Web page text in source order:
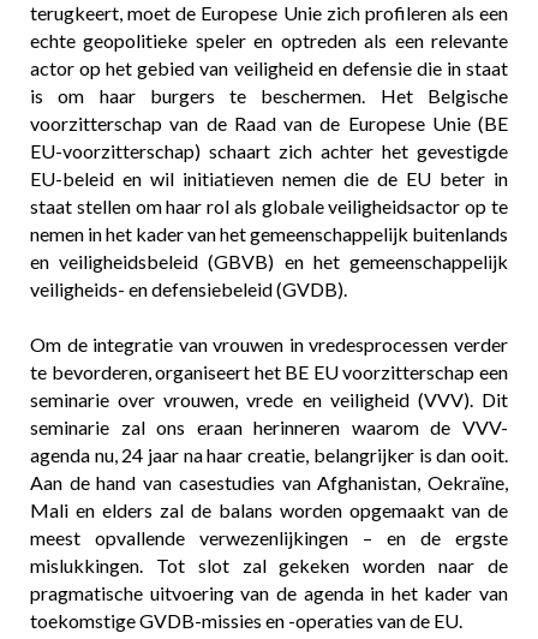
terugkeert, moet de Europese Unie zich profileren als een
echte geopolitieke speler en optreden als een relevante
actor op het gebied van veiligheid en defensie die in staat
is om haar burgers te beschermen. Het Belgische
voorzitterschap van de Raad van de Europese Unie (BE
EU-voorzitterschap) schaart zich achter het gevestigde
EU-beleid en wil initiatieven nemen die de EU beter in
staat stellen om haar rol als globale veiligheidsactor op te
nemen in het kader van het gemeenschappelijk buitenlands
en veiligheidsbeleid (GBVB) en het gemeenschappelijk
veiligheids- en defensiebeleid (GVDB).
Om de integratie van vrouwen in vredesprocessen verder
te bevorderen, organiseert het BE EU voorzitterschap een
seminarie over vrouwen, vrede en veiligheid (VVV). Dit
seminarie zal ons eraan herinneren waarom de VVV-
agenda nu, 24 jaar na haar creatie, belangrijker is dan ooit.
Aan de hand van casestudies van Afghanistan, Oekraïne,
Mali en elders zal de balans worden opgemaakt van de
meest opvallende verwezenlijkingen – en de ergste
mislukkingen. Tot slot zal gekeken worden naar de
pragmatische uitvoering van de agenda in het kader van
toekomstige GVDB-missies en -operaties van de EU.